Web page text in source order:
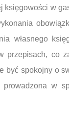
księgowości w
własnego
przepisach, co
być spokojny o
w